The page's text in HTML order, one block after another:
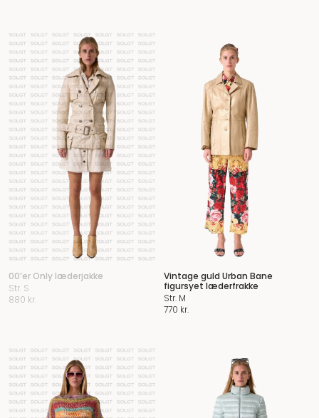
00’er Only læderjakke
Str. S
880 kr.
Vintage guld Urban Bane
figursyet læderfrakke
Str. M
770 kr.